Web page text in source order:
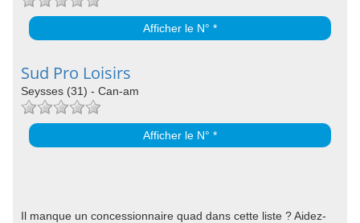
Afficher le N° *
Sud Pro Loisirs
Seysses (31) - Can-am
Afficher le N° *
Il manque un concessionnaire quad dans cette liste ? Aidez-